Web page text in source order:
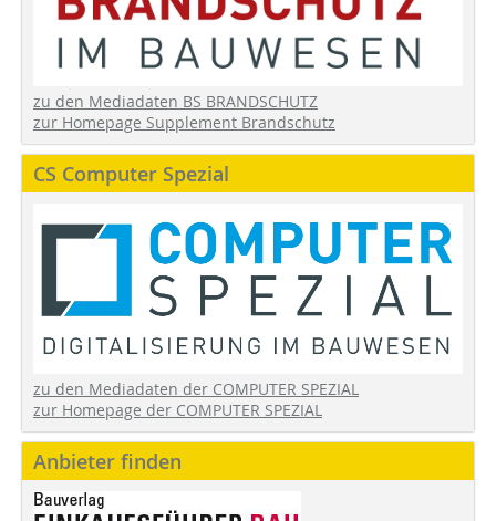
zu den Mediadaten BS BRANDSCHUTZ
zur Homepage Supplement Brandschutz
CS Computer Spezial
zu den Mediadaten der COMPUTER SPEZIAL
zur Homepage der COMPUTER SPEZIAL
Anbieter finden